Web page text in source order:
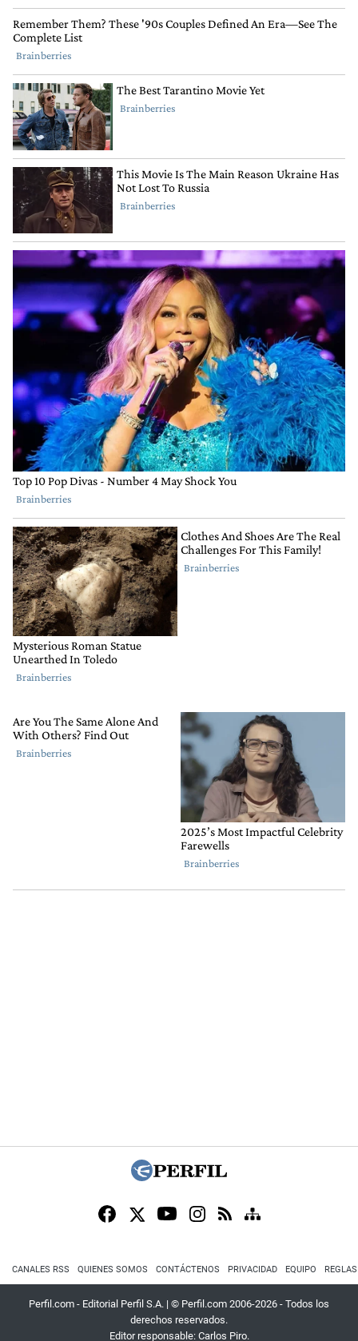
CANALES RSS QUIENES SOMOS CONTÁCTENOS PRIVACIDAD EQUIPO
Perfil.com - Editorial Perfil S.A. | © Perfil.com 2006-2026 - Todos los
derechos reservados.
Editor responsable: Carlos Piro.